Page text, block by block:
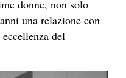
donne, non solo
una relazione con
del